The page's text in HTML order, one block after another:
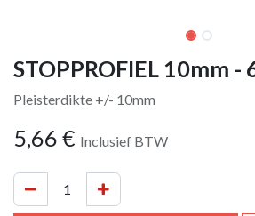
STOPPROFIEL 10mm -
Pleisterdikte +/- 10mm
5,66 € Inclusief BTW